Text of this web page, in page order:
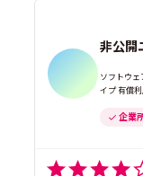
非公開
ソフトウ
イプ 有償
企業